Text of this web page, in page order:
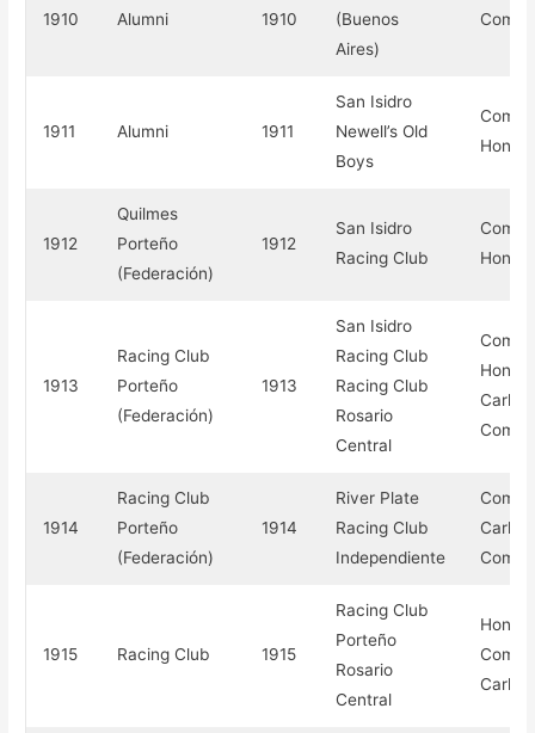
1910 Alumni 1910
(Buenos
Aires)
1911 Alumni 1911
San Isidro
Newell’s Old
Boys
Honor
1912
Quilmes
Porteño
(Federación)
1912
San Isidro
Racing Club
Honor
1913
Racing Club
Porteño
(Federación)
1913
San Isidro
Racing Club
Racing Club
Rosario
Central
Honor
Carlos
1914
Racing Club
Porteño
(Federación)
1914
River Plate
Racing Club
Independiente
Carlos
1915 Racing Club 1915
Racing Club
Porteño
Rosario
Central
Honor
Carlos